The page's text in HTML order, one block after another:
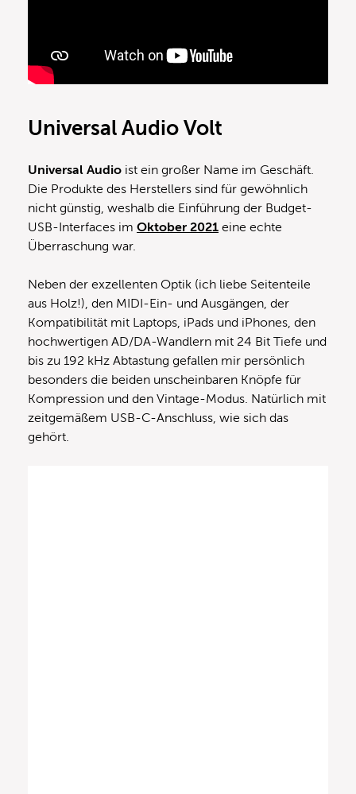
Universal Audio Volt
Universal Audio ist ein großer Name im Geschäft.
Die Produkte des Herstellers sind für gewöhnlich
nicht günstig, weshalb die Einführung der Budget-
USB-Interfaces im Oktober 2021 eine echte
Überraschung war.
Neben der exzellenten Optik (ich liebe Seitenteile
aus Holz!), den MIDI-Ein- und Ausgängen, der
Kompatibilität mit Laptops, iPads und iPhones, den
hochwertigen AD/DA-Wandlern mit 24 Bit Tiefe und
bis zu 192 kHz Abtastung gefallen mir persönlich
besonders die beiden unscheinbaren Knöpfe für
Kompression und den Vintage-Modus. Natürlich mit
zeitgemäßem USB-C-Anschluss, wie sich das
gehört.